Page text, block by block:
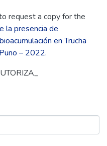
request a copy for the
la presencia de
en Trucha
– 2022.